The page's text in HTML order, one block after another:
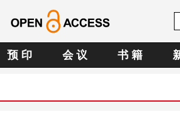
预 印 会 议 书 籍